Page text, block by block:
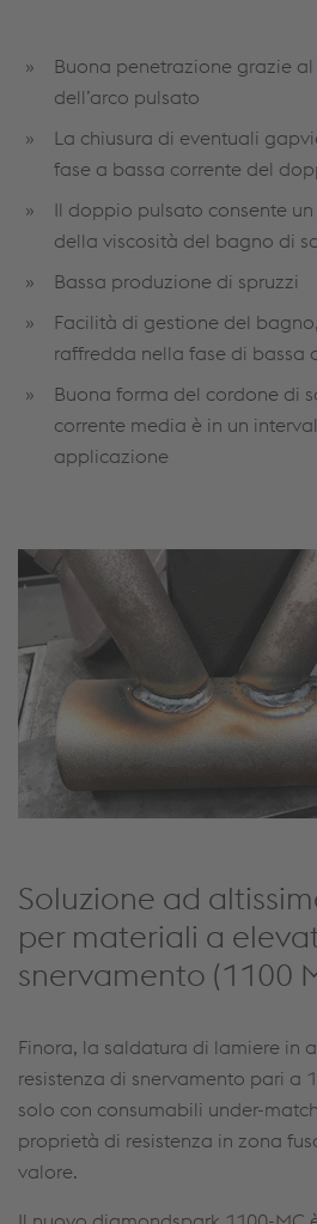
Buona penetrazione grazie
dell’arco pulsato
La chiusura di eventuali
fase a bassa corrente del
Il doppio pulsato consente
della viscosità del bagno di
Bassa produzione di spruzzi
Facilità di gestione del
raffredda nella fase di bassa
Buona forma del cordone di
corrente media è in un
applicazione
Soluzione ad
per materiali a
snervamento (1100
Finora, la saldatura di lamiere in
resistenza di snervamento pari a
solo con consumabili under-
proprietà di resistenza in zona
valore.